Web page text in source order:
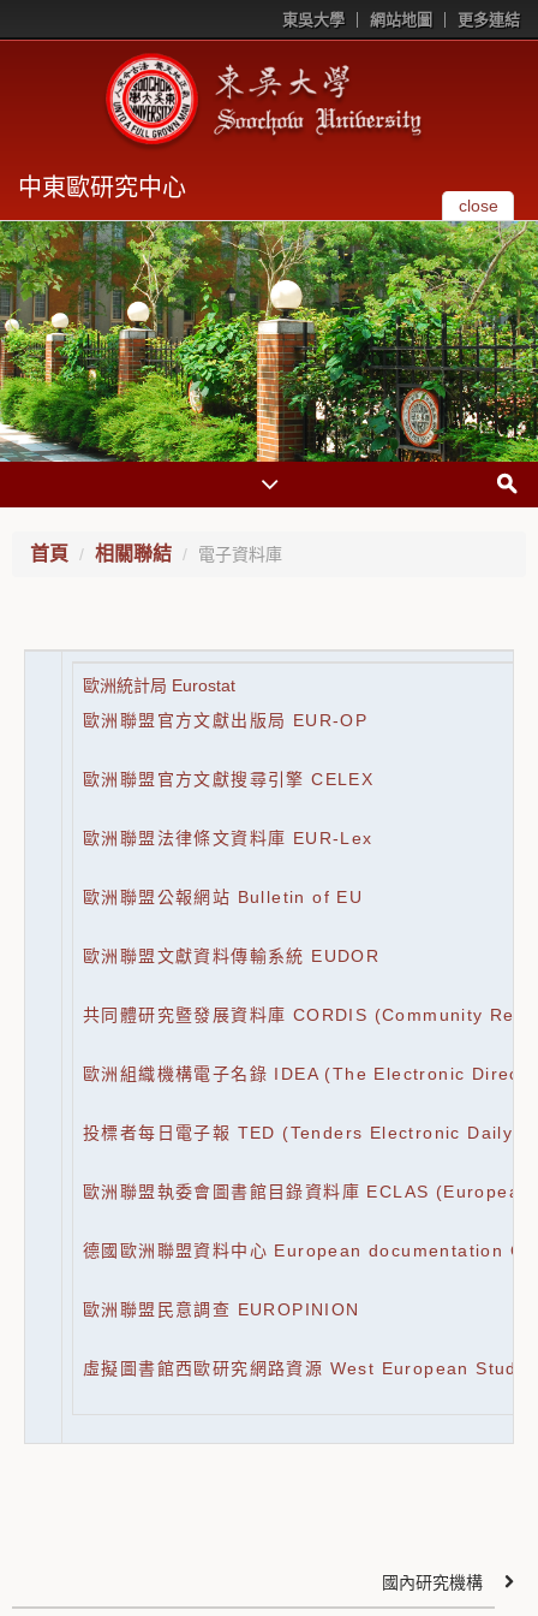
東吳大學 網站地圖 更多連結
中東歐研究中心
close
首頁 相關聯結 電子資料庫
歐洲統計局 Eurostat
歐洲聯盟官方文獻出版局 EUR-OP
歐洲聯盟官方文獻搜尋引擎 CELEX
歐洲聯盟法律條文資料庫 EUR-Lex
歐洲聯盟公報網站 Bulletin of EU
歐洲聯盟文獻資料傳輸系統 EUDOR
共同體研究暨發展資料庫 CORDIS (Community
歐洲組織機構電子名錄 IDEA (The Electronic
投標者每日電子報 TED (Tenders Electronic Daily)
歐洲聯盟執委會圖書館目錄資料庫 ECLAS
德國歐洲聯盟資料中心 European documentation
歐洲聯盟民意調查 EUROPINION
虛擬圖書館西歐研究網路資源 West European
國內研究機構